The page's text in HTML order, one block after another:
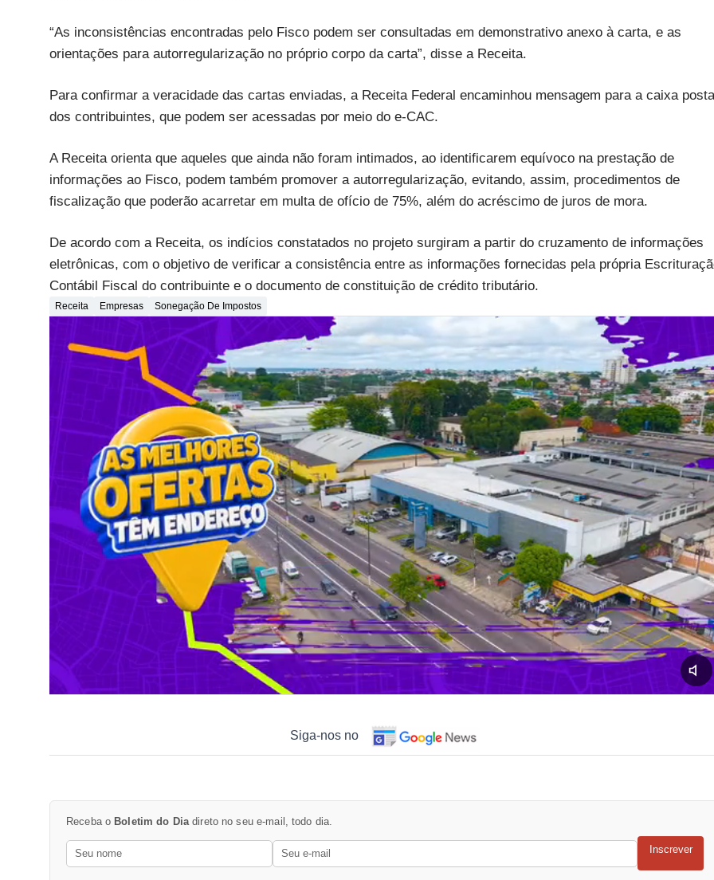
“As inconsistências encontradas pelo Fisco podem ser consultadas em demonstrativo anexo à carta, e as
orientações para autorregularização no próprio corpo da carta”, disse a Receita.
Para confirmar a veracidade das cartas enviadas, a Receita Federal encaminhou mensagem para a caixa
dos contribuintes, que podem ser acessadas por meio do e-CAC.
A Receita orienta que aqueles que ainda não foram intimados, ao identificarem equívoco na prestação de
informações ao Fisco, podem também promover a autorregularização, evitando, assim, procedimentos de
fiscalização que poderão acarretar em multa de ofício de 75%, além do acréscimo de juros de mora.
De acordo com a Receita, os indícios constatados no projeto surgiram a partir do cruzamento de informações
eletrônicas, com o objetivo de verificar a consistência entre as informações fornecidas pela própria
Contábil Fiscal do contribuinte e o documento de constituição de crédito tributário.
Receita Empresas Sonegação De Impostos
Siga-nos no
Receba o Boletim do Dia direto no seu e-mail, todo dia.
Inscrever